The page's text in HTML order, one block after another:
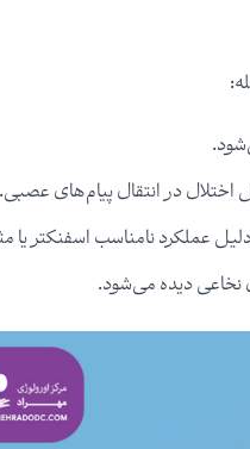
اختلال در انتقال پیام‌های عصبی.
عملکرد نامناسب اسفنکتر یا
نخاعی دیده می‌شود.